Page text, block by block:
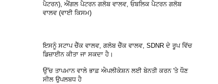
ਪੈਟਰਨ), ਐਂਗਲ ਪੈਟਰਨ ਗਲੋਬ ਵਾਲਵ, ਓਬਲਿਕ ਪੈਟਰਨ ਗਲੋਬ
ਵਾਲਵ (ਵਾਈ ਕਿਸਮ)
ਇਸਨੂੰ ਸਟਾਪ ਚੈੱਕ ਵਾਲਵ, ਗਲੋਬ ਚੈੱਕ ਵਾਲਵ, SDNR ਦੇ ਰੂਪ ਵਿੱਚ
ਡਿਜ਼ਾਈਨ ਕੀਤਾ ਜਾ ਸਕਦਾ ਹੈ।
ਉੱਚ ਤਾਪਮਾਨ ਵਾਲੇ ਭਾਫ਼ ਐਪਲੀਕੇਸ਼ਨ ਲਈ ਬੇਨਤੀ ਕਰਨ 'ਤੇ ਧੌਣ
ਸੀਲ ਉਪਲਬਧ ਹੈ